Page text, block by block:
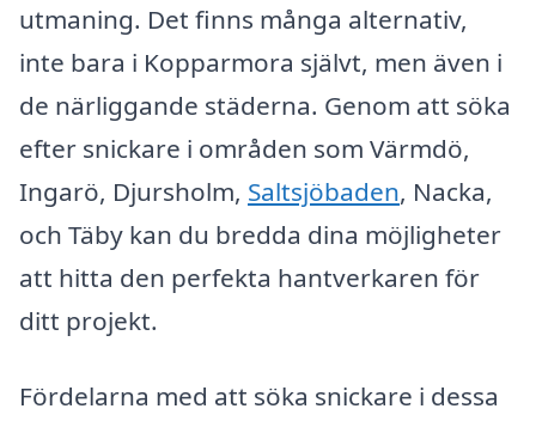
utmaning. Det finns många alternativ,
inte bara i Kopparmora självt, men även i
de närliggande städerna. Genom att söka
efter snickare i områden som Värmdö,
Ingarö, Djursholm, Saltsjöbaden, Nacka,
och Täby kan du bredda dina möjligheter
att hitta den perfekta hantverkaren för
ditt projekt.
Fördelarna med att söka snickare i dessa